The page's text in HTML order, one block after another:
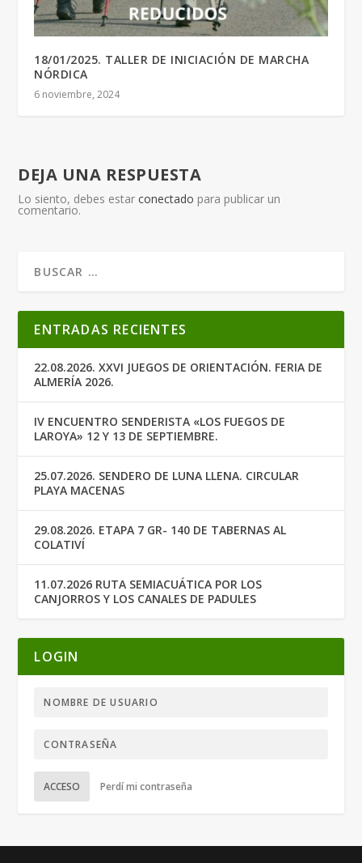
18/01/2025. TALLER DE INICIACIÓN DE MARCHA
NÓRDICA
6 noviembre, 2024
DEJA UNA RESPUESTA
Lo siento, debes estarconectado para publicar un
comentario.
ENTRADAS RECIENTES
22.08.2026. XXVI JUEGOS DE ORIENTACIÓN. FERIA DE
ALMERÍA 2026.
IV ENCUENTRO SENDERISTA «LOS FUEGOS DE
LAROYA» 12 Y 13 DE SEPTIEMBRE.
25.07.2026. SENDERO DE LUNA LLENA. CIRCULAR
PLAYA MACENAS
29.08.2026. ETAPA 7 GR- 140 DE TABERNAS AL
COLATIVÍ
11.07.2026 RUTA SEMIACUÁTICA POR LOS
CANJORROS Y LOS CANALES DE PADULES
LOGIN
ACCESO Perdí mi contraseña